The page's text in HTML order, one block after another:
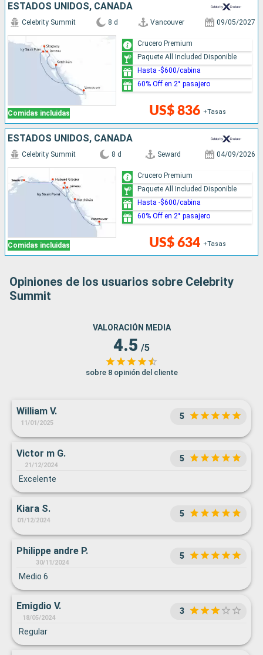
ESTADOS UNIDOS, CANADÁ
Comidas incluidas
Celebrity Summit 8 d Vancouver 09/05/2027
US$ 836 +Tasas
Crucero Premium
Paquete All Included Disponible
Hasta -$600/cabina
60% Off en 2° pasajero
ESTADOS UNIDOS, CANADÁ
Comidas incluidas
Celebrity Summit 8 d Seward 04/09/2026
US$ 634 +Tasas
Crucero Premium
Paquete All Included Disponible
Hasta -$600/cabina
60% Off en 2° pasajero
Opiniones de los usuarios sobre Celebrity
Summit
VALORACIÓN MEDIA
4.5 /5
sobre 8 opinión del cliente
William V.
11/01/2025
5
Victor m G.
21/12/2024
5
Excelente
Kiara S.
01/12/2024
5
Philippe andre P.
30/11/2024
5
Medio 6
Emigdio V.
18/05/2024
3
Regular